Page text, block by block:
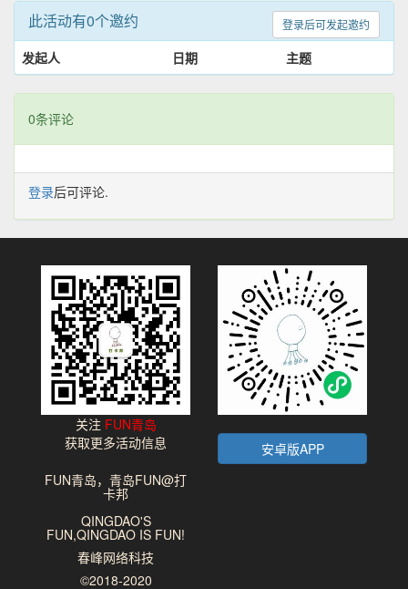
登录后可发起邀约
此活动有0个邀约
发起人 日期 主题
0条评论
登录后可评论.
关注 FUN青岛
获取更多活动信息
安卓版APP
FUN青岛，青岛FUN@打
卡邦
QINGDAO'S
FUN,QINGDAO IS FUN!
春峰网络科技
©2018-2020